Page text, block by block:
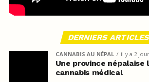
DERNIERS ARTICLES
CANNABIS AU NÉPAL il y a 2
Une province népalaise
cannabis médical